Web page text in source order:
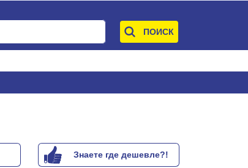
Знаете где дешевле?!